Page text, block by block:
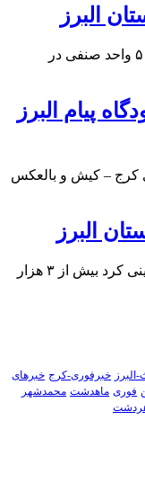
محمد نصیری گفت: در ۴۵ بازدید انجام شده ۵ واحد صنفی در
پیام البرز
کرج – کیش و بالعکس
البرز
مدیر جهاد کشاورزی شهرستان البرز پیش بینی کرد بیش از ۳ هزار
البرز خبرفوری-کرج خبرهای
فوری ماهدشت محمدشهر